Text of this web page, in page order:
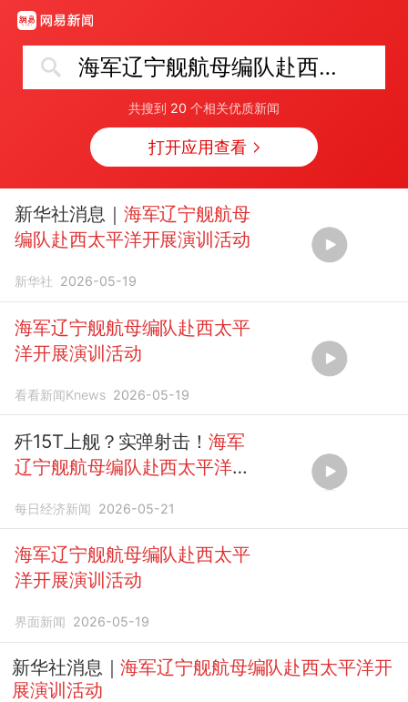
海军辽宁舰航母编队赴西太平洋开展演训活动 ​​​
共搜到 20 个相关优质新闻
打开应用查看
新华社消息｜ 海军辽宁舰航母
编队赴西太平洋开展演训活动
新华社 2026-05-19
海军辽宁舰航母编队赴西太平
洋开展演训活动
看看新闻Knews 2026-05-19
歼15T上舰？实弹射击！ 海军
辽宁舰航母编队赴西太平洋开
每日经济新闻 2026-05-21
海军辽宁舰航母编队赴西太平
洋开展演训活动
界面新闻 2026-05-19
新华社消息｜海军辽宁舰航母编队赴西太平洋开
展演训活动